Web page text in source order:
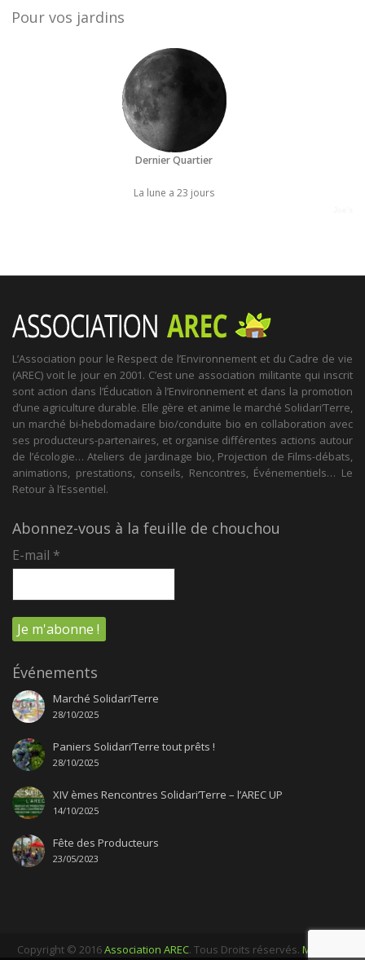
Pour vos jardins
Dernier Quartier
La lune a 23 jours
L’Association pour le Respect de l’Environnement et du Cadre de vie
(AREC) voit le jour en 2001. C’est une association militante qui inscrit
sont action dans l’Éducation à l’Environnement et dans la promotion
d’une agriculture durable. Elle gère et anime le marché Solidari’Terre,
un marché bi-hebdomadaire bio/conduite bio en collaboration avec
ses producteurs-partenaires, et organise différentes actions autour
de l’écologie… Ateliers de jardinage bio, Projection de Films-débats,
animations, prestations, conseils, Rencontres, Événementiels… Le
Retour à l’Essentiel.
Abonnez-vous à la feuille de chouchou
E-mail *
Événements
Marché Solidari’Terre
28/10/2025
Paniers Solidari’Terre tout prêts !
28/10/2025
XIV èmes Rencontres Solidari’Terre – l’AREC UP
14/10/2025
Fête des Producteurs
23/05/2023
Copyright © 2016Association AREC. Tous Droits réservés. Mentions